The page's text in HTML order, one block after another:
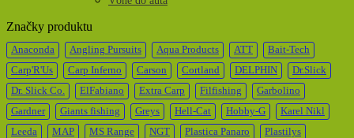
Značky produktu
Anaconda Angling Pursuits Aqua Products ATT
Bait-Tech
Carp'R'Us
Carp Inferno Carson Cortland DELPHIN
Dr.Slick
Dr. Slick Co.
ElFabiano Extra Carp Filfishing
Garbolino
Gardner
Giants fishing Greys Hell-Cat Hobby-G
Karel Nikl
Leeda
MAP MS Range NGT Plastica Panaro
Plastilys